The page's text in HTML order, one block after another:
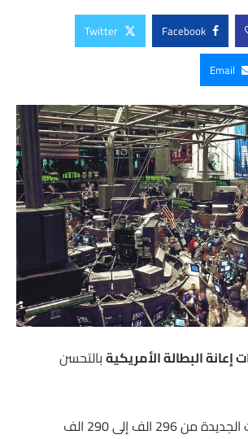
Facebook
Twitter
Email
إعانة البطالة الأمريكيةبالتحسن
الف إلى 290 الف